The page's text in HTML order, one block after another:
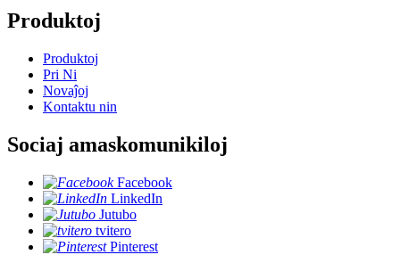
Produktoj
Produktoj
Pri Ni
Novaĵoj
Kontaktu nin
Sociaj amaskomunikiloj
Facebook
LinkedIn
Jutubo
tvitero
Pinterest